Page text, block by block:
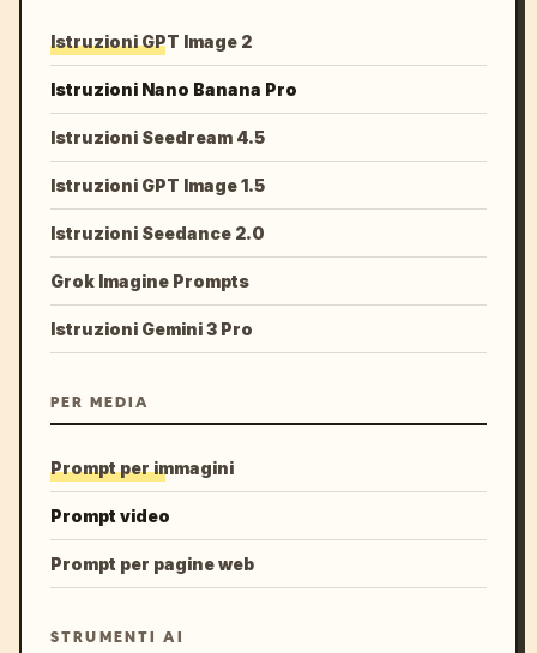
Istruzioni GPT Image 2
Istruzioni Nano Banana Pro
Istruzioni Seedream 4.5
Istruzioni GPT Image 1.5
Istruzioni Seedance 2.0
Grok Imagine Prompts
Istruzioni Gemini 3 Pro
PER MEDIA
Prompt per immagini
Prompt video
Prompt per pagine web
STRUMENTI AI